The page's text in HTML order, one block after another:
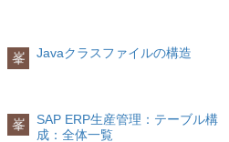
峯 Javaクラスファイルの構造
峯
SAP ERP生産管理：テーブル構
成：全体一覧